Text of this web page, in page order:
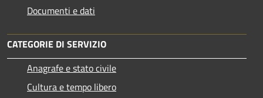
Documenti e dati
CATEGORIE DI SERVIZIO
Anagrafe e stato civile
Cultura e tempo libero